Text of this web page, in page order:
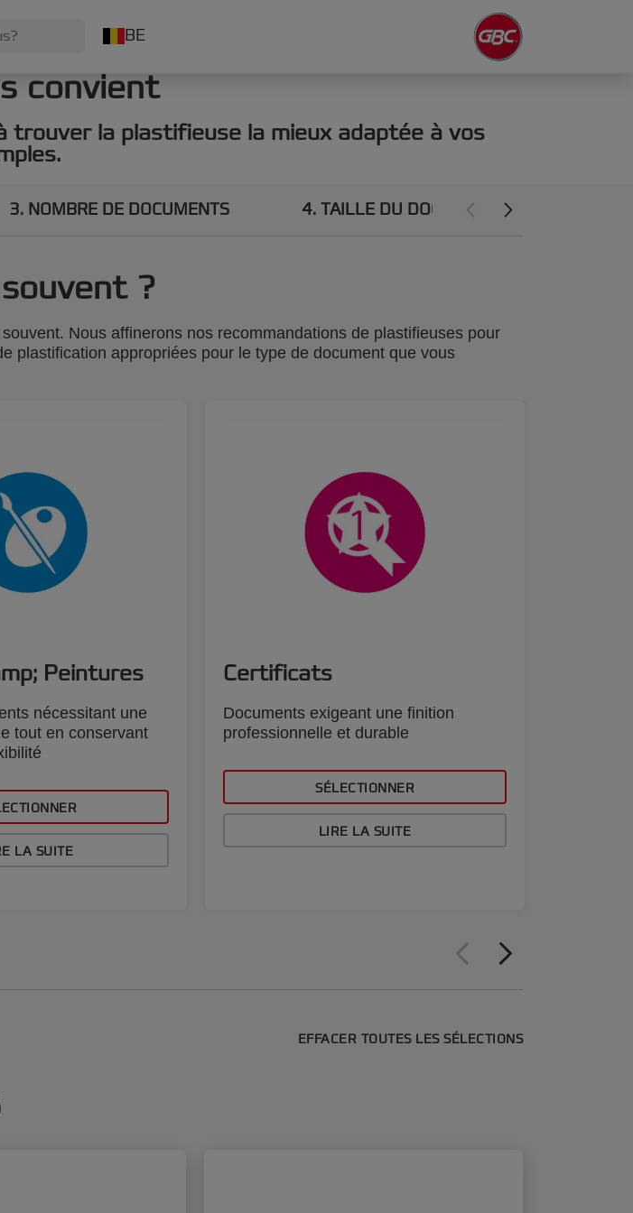
BE
convient
la plastifieuse la mieux adaptée à vos
3 NOMBRE DE DOCUMENTS 4 TAILLE DU DOCUMENT
?
Nous affinerons nos recommandations de plastifieuses pour
plastification appropriées pour le type de document que vous
Peintures
nécessitant une
tout en conservant
LA SUITE
Certificats
Documents exigeant une finition
professionnelle et durable
SÉLECTIONNER
LIRE LA SUITE
EFFACER TOUTES LES SÉLECTIONS